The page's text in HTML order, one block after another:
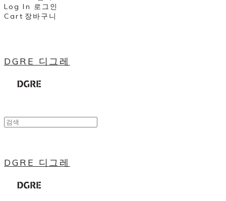
Log In 로그인
Cart 장바구니
DGRE 디그레
DGRE 디그레